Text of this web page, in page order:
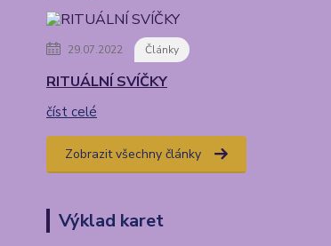
29.07.2022 Články
RITUÁLNÍ SVÍČKY
číst celé
Zobrazit všechny články
Výklad karet